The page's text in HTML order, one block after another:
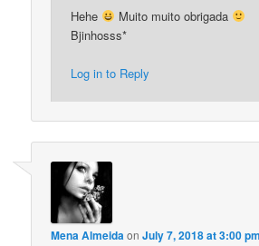
Hehe
Muito muito obrigada
Bjinhosss*
Log in to Reply
Mena AlmeidaonJuly 7, 2018 at 3:00 pm